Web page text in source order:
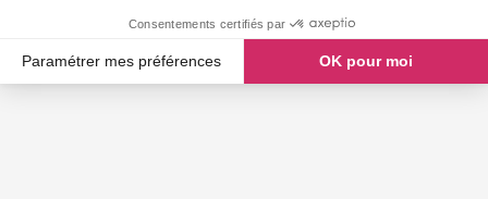
Consentements certifiés par
Paramétrer mes préférences OK pour moi